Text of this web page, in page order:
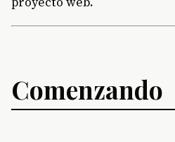
Comenzando